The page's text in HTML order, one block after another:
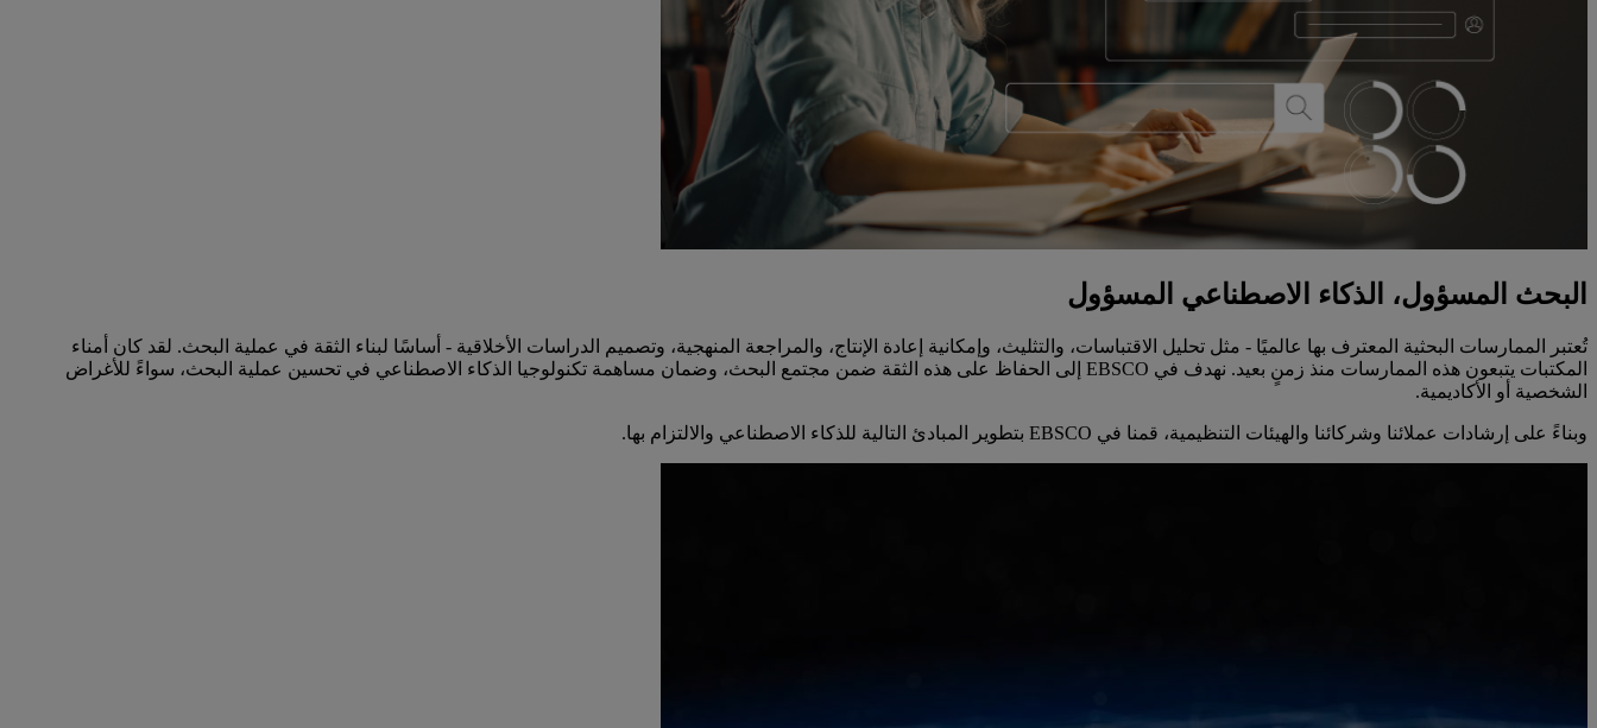
البحث المسؤول، الذكاء الاصطناعي المسؤول
تُعتبر الممارسات البحثية المعترف بها عالميًا - مثل تحليل الاقتباسات، والتثليث، وإمكانية إعادة الإنتاج، والمراجعة المنهجية، وتصميم الدراسات الأخلاقية - أساسًا لبناء الثقة في عملية البحث. لقد كان أمناء
المكتبات يتبعون هذه الممارسات منذ زمنٍ بعيد. نهدف في EBSCO إلى الحفاظ على هذه الثقة ضمن مجتمع البحث، وضمان مساهمة تكنولوجيا الذكاء الاصطناعي في تحسين عملية البحث، سواءً للأغراض
الشخصية أو الأكاديمية.
وبناءً على إرشادات عملائنا وشركائنا والهيئات التنظيمية، قمنا في EBSCO بتطوير المبادئ التالية للذكاء الاصطناعي والالتزام بها.